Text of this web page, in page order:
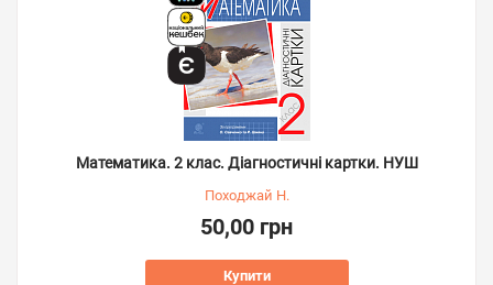
Математика. 2 клас. Діагностичні картки. НУШ
Походжай Н.
50,00 грн
Купити